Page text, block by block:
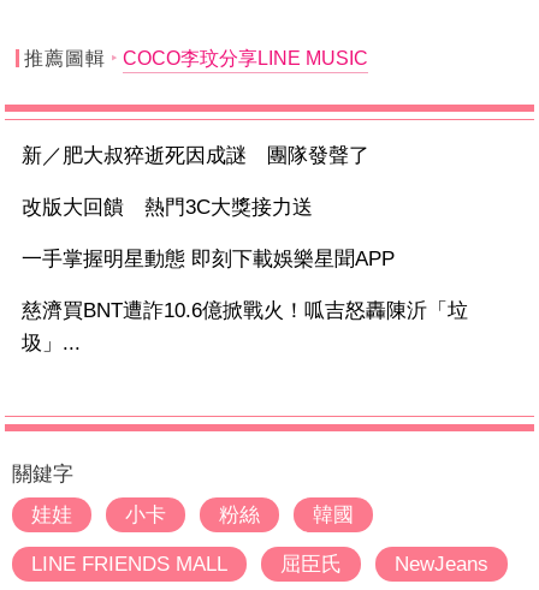
推薦圖輯 COCO李玟分享LINE MUSIC
新／肥大叔猝逝死因成謎 團隊發聲了
改版大回饋 熱門3C大獎接力送
一手掌握明星動態 即刻下載娛樂星聞APP
慈濟買BNT遭詐10.6億掀戰火！呱吉怒轟陳沂「垃
圾」...
關鍵字
娃娃
小卡 粉絲 韓國
LINE FRIENDS MALL 屈臣氏 NewJeans